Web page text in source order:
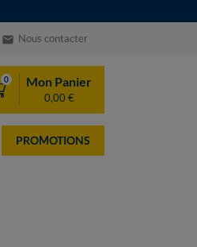
email Nous contacter
0 Mon Panier
0,00 €
PROMOTIONS